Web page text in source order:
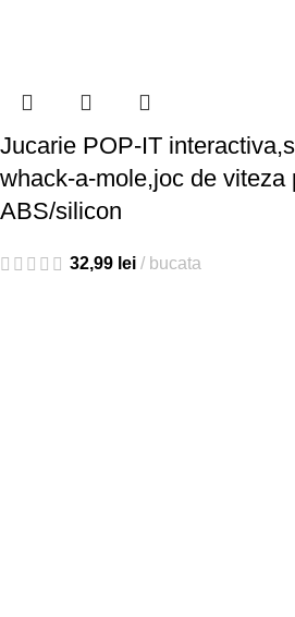
Jucarie POP-IT
whack-a-mole,joc de viteza
ABS/silicon
32,99 lei bucata